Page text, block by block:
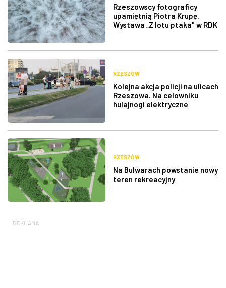
Rzeszowscy fotograficy
upamiętnią Piotra Krupę.
Wystawa „Z lotu ptaka" w RDK
RZESZÓW
Kolejna akcja policji na ulicach
Rzeszowa. Na celowniku
hulajnogi elektryczne
RZESZÓW
Na Bulwarach powstanie nowy
teren rekreacyjny
REKLAMA